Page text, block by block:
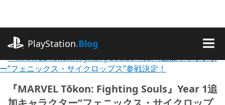
に
キ
ッ
プ
PlayStation.Blog
PlayStation.Blog
記
事『MARVEL Tōkon: Fighting Souls』Year 1追